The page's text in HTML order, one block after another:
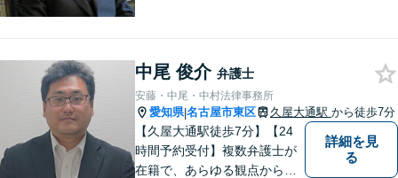
中尾 俊介 弁護士
安藤・中尾・中村法律事務所
愛知県|名古屋市東区 久屋大通駅 から徒歩7分
【久屋大通駅徒歩7分】【24
時間予約受付】複数弁護士が
在籍で、あらゆる観点から丁
詳細を見
る